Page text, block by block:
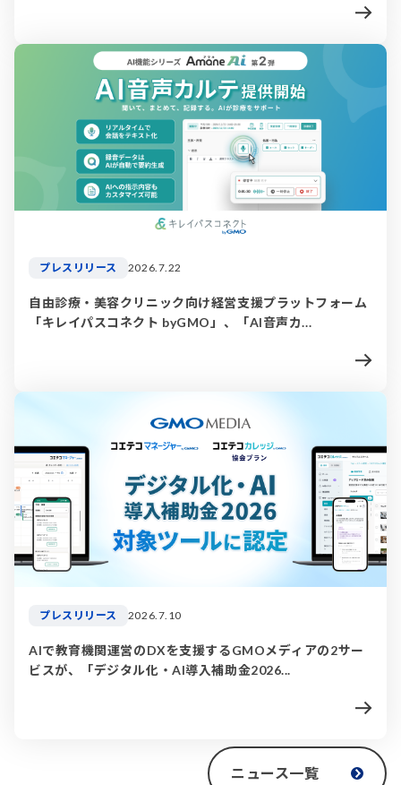
プレスリリース 2026.7.22
自由診療・美容クリニック向け経営支援プラットフォーム
「キレイパスコネクト byGMO」、「AI音声カ...
プレスリリース 2026.7.10
AIで教育機関運営のDXを支援するGMOメディアの2サー
ビスが、「デジタル化・AI導入補助金2026...
ニュース一覧